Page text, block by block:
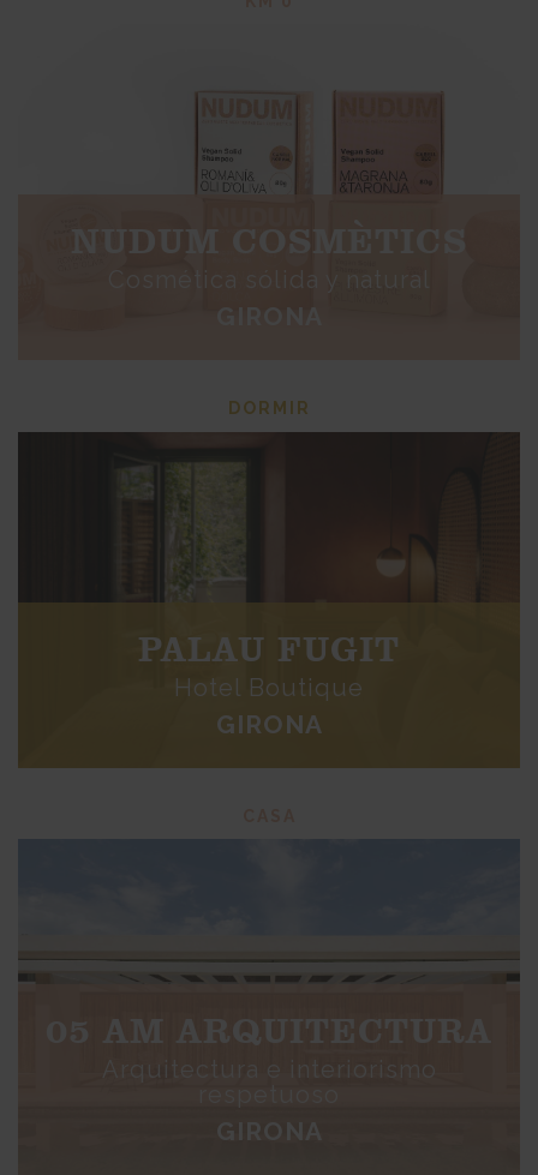
NUDUM COSMÈTICS
Cosmética sólida y natural
GIRONA
DORMIR
PALAU FUGIT
Hotel Boutique
GIRONA
05 AM ARQUITECTURA
Arquitectura e interiorismo
GIRONA